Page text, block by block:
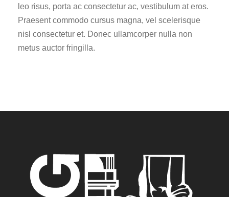
leo risus, porta ac consectetur ac, vestibulum at eros.
Praesent commodo cursus magna, vel scelerisque
nisl consectetur et. Donec ullamcorper nulla non
metus auctor fringilla.